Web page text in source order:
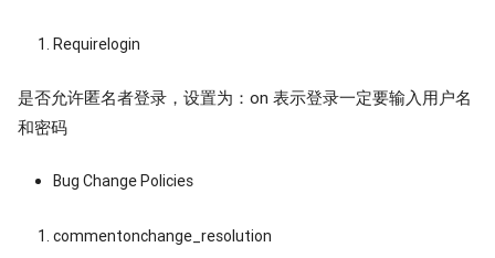
Requirelogin
是否允许匿名者登录，设置为：on 表示登录一定要输入用户名
和密码
Bug Change Policies
commentonchange_resolution